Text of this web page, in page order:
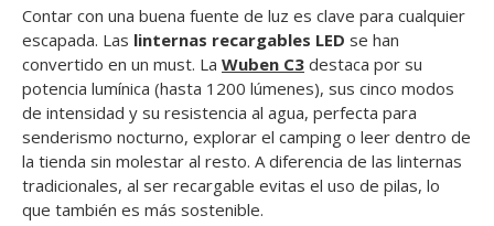
Contar con una buena fuente de luz es clave para cualquier
escapada. Las linternas recargables LED se han
convertido en un must. La Wuben C3 destaca por su
potencia lumínica (hasta 1200 lúmenes), sus cinco modos
de intensidad y su resistencia al agua, perfecta para
senderismo nocturno, explorar el camping o leer dentro de
la tienda sin molestar al resto. A diferencia de las linternas
tradicionales, al ser recargable evitas el uso de pilas, lo
que también es más sostenible.